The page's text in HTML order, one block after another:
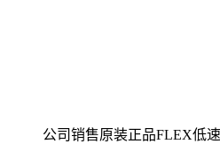
公司销售原装正品FLEX低